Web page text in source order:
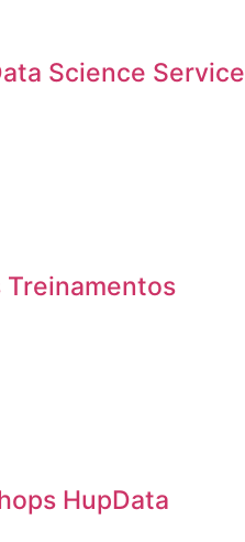
Science Service
Treinamentos
HupData